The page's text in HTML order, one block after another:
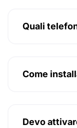
Quali
Come
Devo